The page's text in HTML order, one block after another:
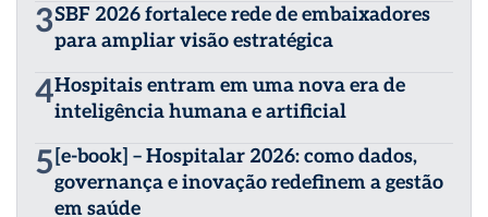
3SBF 2026 fortalece rede de embaixadores
para ampliar visão estratégica
4Hospitais entram em uma nova era de
inteligência humana e artificial
5 [e-book] – Hospitalar 2026: como dados,
governança e inovação redefinem a gestão
em saúde